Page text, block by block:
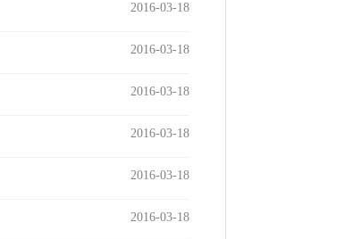
2016-03-18
2016-03-18
2016-03-18
2016-03-18
2016-03-18
2016-03-18